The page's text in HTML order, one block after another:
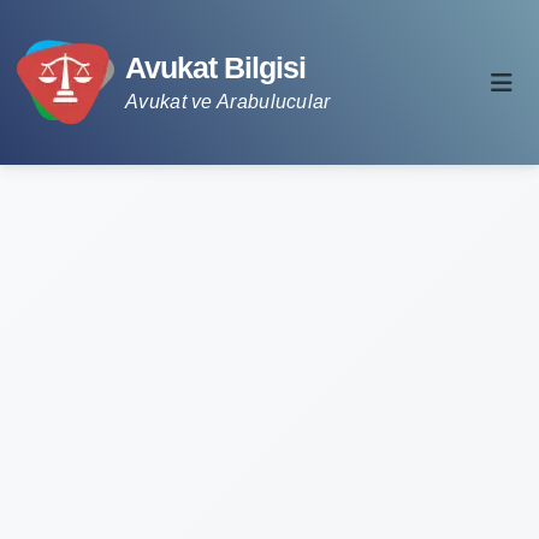
Avukat Bilgisi
Avukat ve Arabulucular